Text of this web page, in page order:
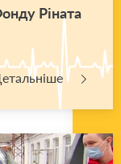
Рі­на­та